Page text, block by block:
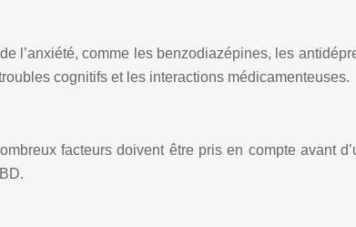
l’anxiété, comme les benzodiazépines, les
cognitifs et les interactions médicamenteuses.
facteurs doivent être pris en compte avant